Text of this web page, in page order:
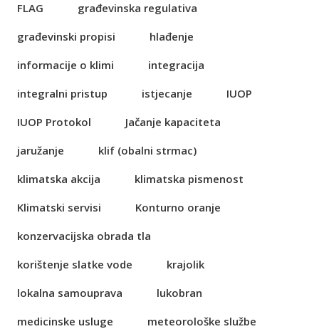
FLAG
građevinska regulativa
građevinski propisi
hlađenje
informacije o klimi
integracija
integralni pristup
istjecanje
IUOP
IUOP Protokol
Jačanje kapaciteta
jaružanje
klif (obalni strmac)
klimatska akcija
klimatska pismenost
Klimatski servisi
Konturno oranje
konzervacijska obrada tla
korištenje slatke vode
krajolik
lokalna samouprava
lukobran
medicinske usluge
meteorološke službe